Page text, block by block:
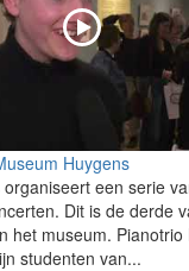
Huygens
een serie
Dit is de derde
het museum.
studenten van...